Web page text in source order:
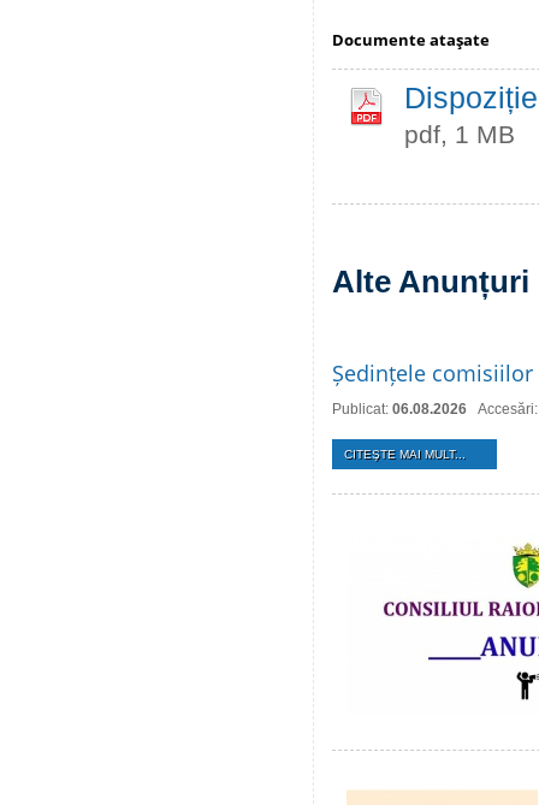
Documente ataşate
pdf, 1 MB
Alte Anunțuri
Ședințele
Publicat: 06.08.2026
CITEŞTE MAI MULT...